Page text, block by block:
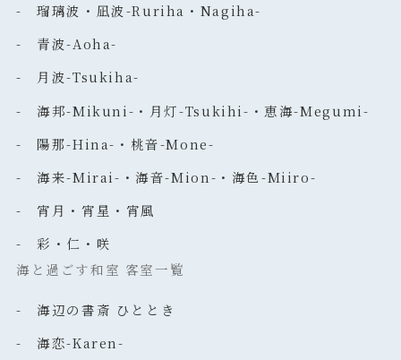
- 瑠璃波・凪波-Ruriha・Nagiha-
- 青波-Aoha-
- 月波-Tsukiha-
- 海邦-Mikuni-・月灯-Tsukihi-・恵海-Megumi-
- 陽那-Hina-・桃音-Mone-
- 海来-Mirai-・海音-Mion-・海色-Miiro-
- 宵月・宵星・宵風
- 彩・仁・咲
海と過ごす和室 客室一覧
- 海辺の書斎 ひととき
- 海恋-Karen-